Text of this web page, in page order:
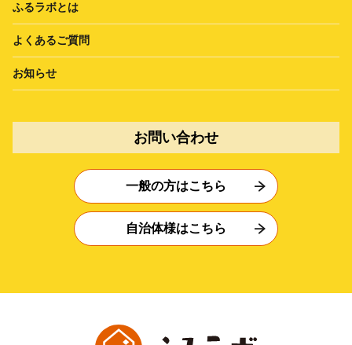
ふるラボとは
よくあるご質問
お知らせ
お問い合わせ
一般の方はこちら
自治体様はこちら